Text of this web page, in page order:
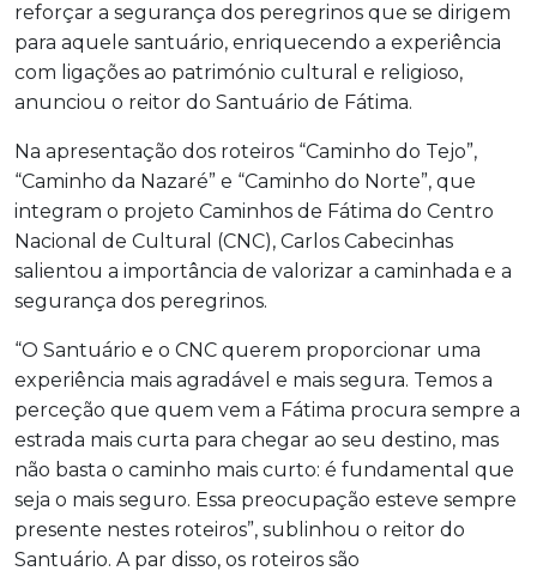
reforçar a segurança dos peregrinos que se dirigem
para aquele santuário, enriquecendo a experiência
com ligações ao património cultural e religioso,
anunciou o reitor do Santuário de Fátima.
Na apresentação dos roteiros “Caminho do Tejo”,
“Caminho da Nazaré” e “Caminho do Norte”, que
integram o projeto Caminhos de Fátima do Centro
Nacional de Cultural (CNC), Carlos Cabecinhas
salientou a importância de valorizar a caminhada e a
segurança dos peregrinos.
“O Santuário e o CNC querem proporcionar uma
experiência mais agradável e mais segura. Temos a
perceção que quem vem a Fátima procura sempre a
estrada mais curta para chegar ao seu destino, mas
não basta o caminho mais curto: é fundamental que
seja o mais seguro. Essa preocupação esteve sempre
presente nestes roteiros”, sublinhou o reitor do
Santuário. A par disso, os roteiros são